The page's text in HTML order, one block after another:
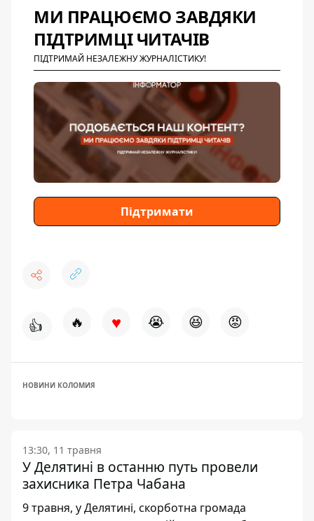
МИ ПРАЦЮЄМО ЗАВДЯКИ
ПІДТРИМЦІ ЧИТАЧІВ
ПІДТРИМАЙ НЕЗАЛЕЖНУ ЖУРНАЛІСТИКУ!
Підтримати
👍 🔥 ♥ 😭 😆 😡
НОВИНИ КОЛОМИЯ
13:30, 11 травня
У Делятині в останню путь провели
захисника Петра Чабана
9 травня, у Делятині, скорботна громада